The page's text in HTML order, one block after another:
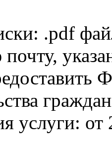
.pdf
услуги: от